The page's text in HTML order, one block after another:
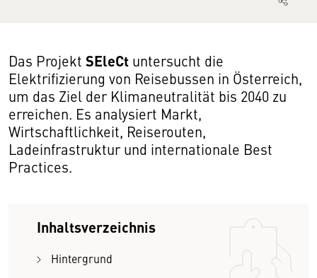
Das Projekt SEleCt untersucht die
Elektrifizierung von Reisebussen in Österreich,
um das Ziel der Klimaneutralität bis 2040 zu
erreichen. Es analysiert Markt,
Wirtschaftlichkeit, Reiserouten,
Ladeinfrastruktur und internationale Best
Practices.
Inhaltsverzeichnis
Hintergrund